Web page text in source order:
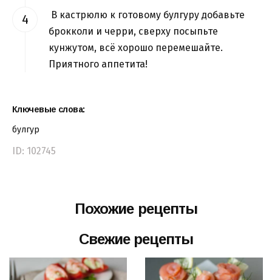
В кастрюлю к готовому булгуру добавьте
брокколи и черри, сверху посыпьте
кунжутом, всё хорошо перемешайте.
Приятного аппетита!
Ключевые слова:
булгур
ID: 102745
Похожие рецепты
Свежие рецепты